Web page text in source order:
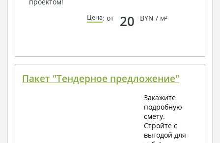
Цена: от 20 BYN / м²
Пакет "Тендерное предложение"
Закажите
подробную
смету.
Стройте с
выгодой для